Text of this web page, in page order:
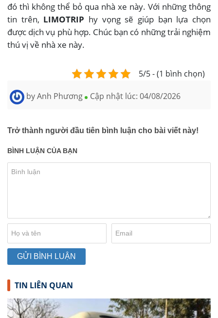
đó thì không thể bỏ qua nhà xe này. Với những thông
tin trên, LIMOTRIP hy vọng sẽ giúp bạn lựa chọn
được dịch vụ phù hợp. Chúc bạn có những trải nghiệm
thú vị về nhà xe này.
5/5 - (1 bình chọn)
byAnh Phương Cập nhật lúc: 04/08/2026
Trở thành người đầu tiên bình luận cho bài viết này!
BÌNH LUẬN CỦA BẠN
TIN LIÊN QUAN